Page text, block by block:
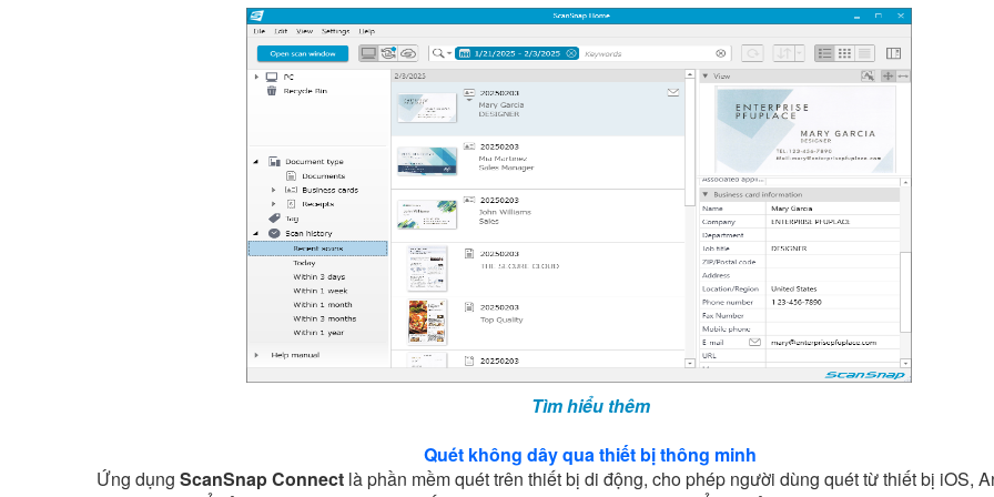
Tìm hiểu thêm
Quét không dây qua thiết bị thông minh
Ứng dụng ScanSnap Connect là phần mềm quét trên thiết bị di động, cho phép người dùng quét từ thiết bị iOS,